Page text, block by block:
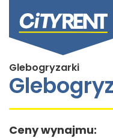
Glebogryzarki
Ceny wynajmu: